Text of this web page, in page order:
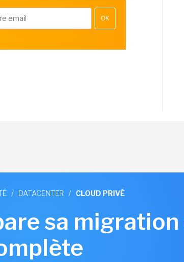
OK
/ DATACENTER / CLOUD PRIVÉ
sa